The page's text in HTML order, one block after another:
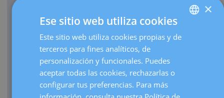
Cada año traemos al mundo más de 3.000 bebés.
Realizamos más de 30.000 ecografías de embarazo al
Como centro de referencia, hacemos más de 3.000
visitas de embarazos de alto riesgo al año.
SPANISH
×
Ese sitio web utiliza cookies
Este sitio web utiliza cookies propias y de
terceros para fines analíticos, de
personalización y funcionales. Puedes
aceptar todas las cookies, rechazarlas o
configurar tus preferencias. Para más